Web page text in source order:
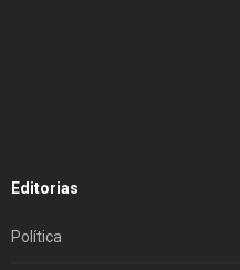
Editorias
Política